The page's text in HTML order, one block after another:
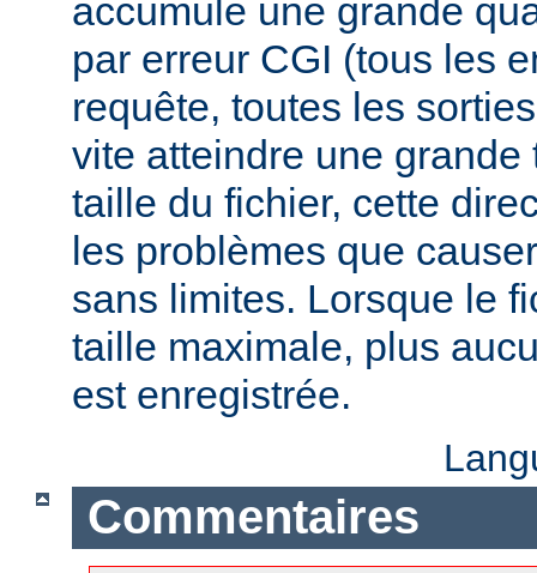
accumule une grande
par erreur CGI (tous les
requête, toutes les
vite atteindre une
taille du fichier, cette
les problèmes que
sans limites. Lorsque le
taille maximale, plus
est enregistrée.
Commentaires